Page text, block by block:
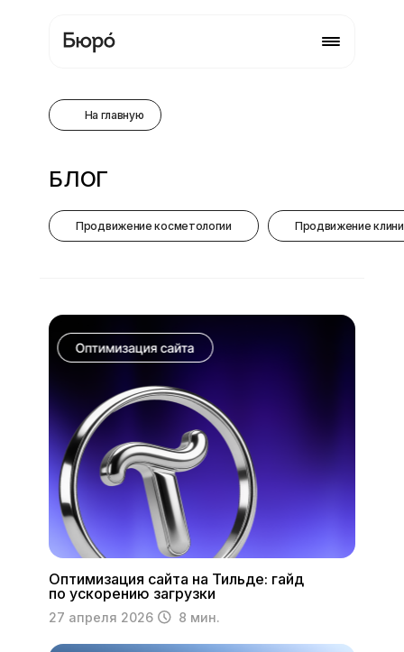
На главную
БЛОГ
Продвижение косметологии Продвижение
Оптимизация сайта на Тильде: гайд
по ускорению загрузки
8 мин.
27 апреля 2026
Я подтверждаю ознакомление и даю
на обработку моих персональных данных
порядке и на условиях, указанных в
конфиденциальности
Отправить
как только получат заявку